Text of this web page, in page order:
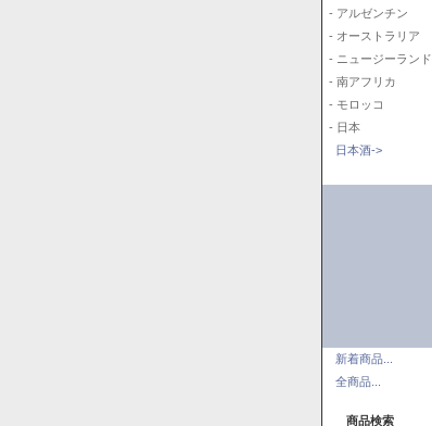
- アルゼンチン
- オーストラリア
- ニュージーランド
- 南アフリカ
- モロッコ
- 日本
日本酒->
新着商品...
全商品...
商品検索